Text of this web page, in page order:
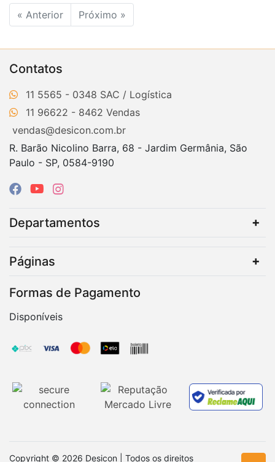
« Anterior Próximo »
Contatos
11 5565 - 0348
11 96622 - 8462
vendas@desicon.com.br
R. Barão Nicolino Barra, 68 - Jardim Germânia, São
Paulo - SP, 0584-9190
Departamentos
Páginas
Formas de Pagamento
Disponíveis
Copyright © 2026 Desicon | Todos os direitos